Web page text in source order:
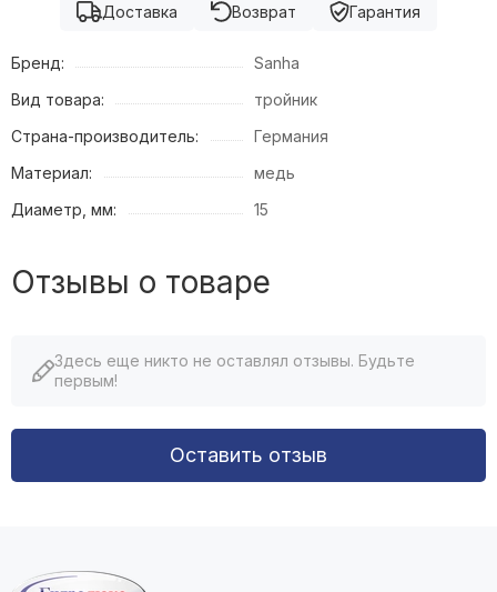
Доставка
Возврат Гарантия
Бренд:
Sanha
Вид товара:
тройник
Страна-производитель:
Германия
Материал:
медь
Диаметр, мм:
15
Отзывы о товаре
Здесь еще никто не оставлял отзывы. Будьте
первым!
Оставить отзыв